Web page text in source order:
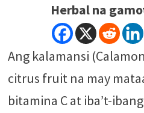
Herbal na
Ang kalamansi
citrus fruit na may
bitamina C at iba’t-